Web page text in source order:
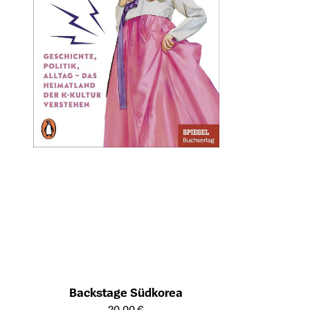
Backstage Südkorea